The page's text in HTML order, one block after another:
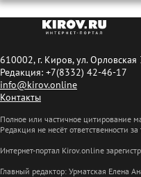
610002, г. Киров, ул. Орловская
Редакция: +7(8332) 42-46-17
info@kirov.online
Контакты
Полное или частичное цитирование
Редакция не несёт ответственности
Интернет-портал Kirov.online
Главный редактор: Урматская Елена